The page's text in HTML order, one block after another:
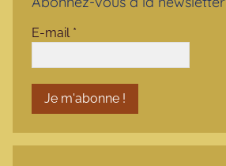
E-mail *